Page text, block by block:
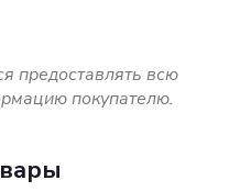
предоставлять всю
покупателю.